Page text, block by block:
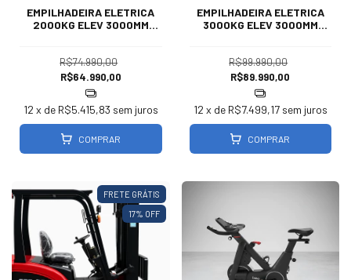
EMPILHADEIRA ELETRICA
2000KG ELEV 3000MM
R$74.990,00
R$64.990,00
12 x de R$5.415,83 sem juros
COMPRAR
EMPILHADEIRA ELETRICA
3000KG ELEV 3000MM
R$99.990,00
R$89.990,00
12 x de R$7.499,17 sem juros
COMPRAR
FRETE GRÁTIS
17% OFF